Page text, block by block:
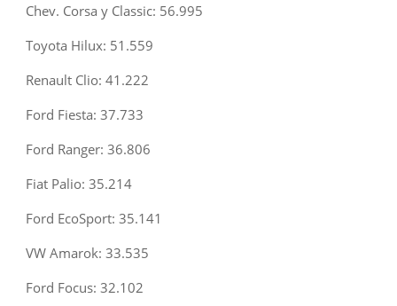
Chev. Corsa y Classic: 56.995
Toyota Hilux: 51.559
Renault Clio: 41.222
Ford Fiesta: 37.733
Ford Ranger: 36.806
Fiat Palio: 35.214
Ford EcoSport: 35.141
VW Amarok: 33.535
Ford Focus: 32.102